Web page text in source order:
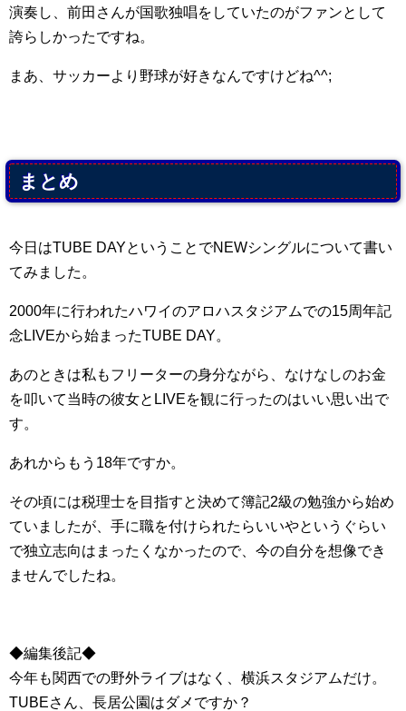
演奏し、前田さんが国歌独唱をしていたのがファンとして
誇らしかったですね。
まあ、サッカーより野球が好きなんですけどね^^;
まとめ
今日はTUBE DAYということでNEWシングルについて書い
てみました。
2000年に行われたハワイのアロハスタジアムでの15周年記
念LIVEから始まったTUBE DAY。
あのときは私もフリーターの身分ながら、なけなしのお金
を叩いて当時の彼女とLIVEを観に行ったのはいい思い出で
す。
あれからもう18年ですか。
その頃には税理士を目指すと決めて簿記2級の勉強から始め
ていましたが、手に職を付けられたらいいやというぐらい
で独立志向はまったくなかったので、今の自分を想像でき
ませんでしたね。
◆編集後記◆
今年も関西での野外ライブはなく、横浜スタジアムだけ。
TUBEさん、長居公園はダメですか？